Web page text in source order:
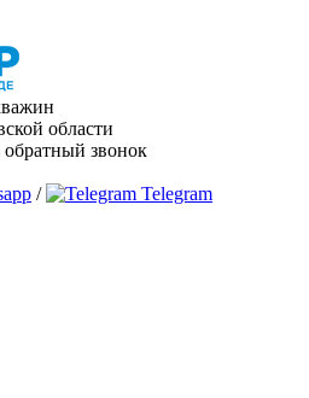
области
обратный звонок
/
Telegram